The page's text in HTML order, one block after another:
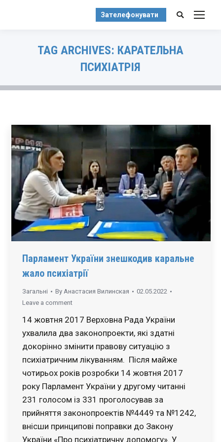
Зателефонувати Search:
TAG ARCHIVES: КАРАТЕЛЬНА
ПСИХІАТРІЯ
Парламент України знешкодив каральне
жало психіатрії
Загальні By Анастасия Вилинская
02.05.2022
Leave a comment
14 жовтня 2017 Верховна Рада України
ухвалила два законопроекти, які здатні
докорінно змінити правову ситуацію з
психіатричним лікуванням. Після майже
чотирьох років розробки 14 жовтня 2017
року Парламент України у другому читанні
231 голосом із 331 проголосував за
прийняття законопроектів №4449 та №1242,
внісши принципові поправки до Закону
України «Про психіатричну допомогу». У